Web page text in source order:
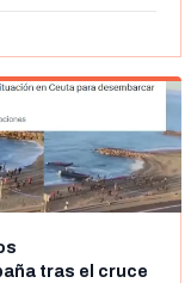
tras el cruce